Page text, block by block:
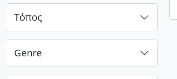
Τόπος
Genre